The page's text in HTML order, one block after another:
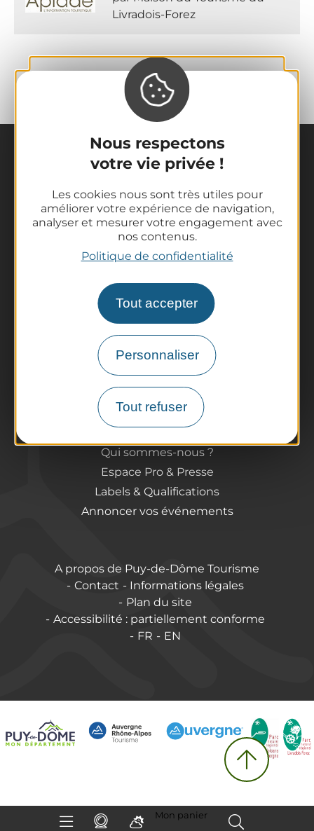
Nous respectons
votre vie privée !
Les cookies nous sont très utiles pour
améliorer votre expérience de navigation,
analyser et mesurer votre engagement avec
nos contenus.
Politique de confidentialité
Tout accepter
Personnaliser
Tout refuser
Mon panier
Livradois-Forez
Nos incontournables
Randonnées
Tout l'agenda
Préparer son voyage
Informations pratiques
Offices de Tourisme
Comment venir ?
Destination accessible
Qui sommes-nous ?
Espace Pro & Presse
Labels & Qualifications
Annoncer vos événements
A propos de Puy-de-Dôme Tourisme
Contact
Informations légales
Plan du site
Accessibilité : partiellement conforme
FR
EN